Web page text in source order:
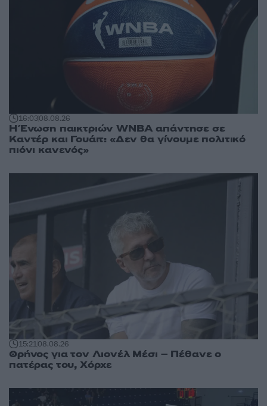
16:0308.08.26
Η Ένωση παικτριών WNBA απάντησε σε
Καντέρ και Γουάιτ: «Δεν θα γίνουμε πολιτικό
πιόνι κανενός»
15:2108.08.26
Θρήνος για τον Λιονέλ Μέσι – Πέθανε ο
πατέρας του, Χόρχε